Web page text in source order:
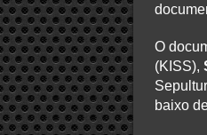
O
(KISS),
baixo